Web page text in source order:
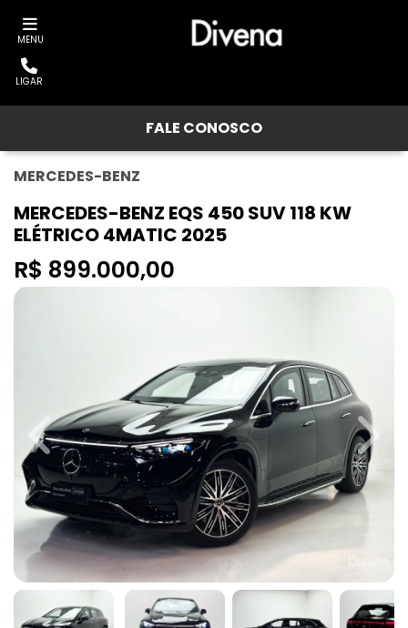
MENU
LIGAR
FALE CONOSCO
MERCEDES-BENZ
MERCEDES-BENZ EQS 450 SUV 118 KW
ELÉTRICO 4MATIC 2025
R$ 899.000,00
Previous Next